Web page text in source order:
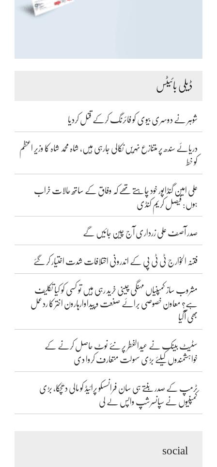
ڈیلی بائیٹس
شوہر نے دوسری بیوی کو فائرنگ کرکے قتل کردیا
دریائے سندھ پر متنازع نہریں نکالی جارہی ہیں، شاہ محمد شاہ کا وزیر اعظم
کو خط
علی امین گنڈاپور خود چاہتے تھے کہ وفاق کے ساتھ حالات خراب
ہوں: فیصل کریم کنڈی
صدر آصف علی زرداری آج چین جائیں گے
فتنہ الخوارج ٹی ٹی پی کے اندرونی اختلافات شدت اختیار کر گئے
مشروب ساز کمپنیاں مہنگی چینی خرید رہی ہیں تو کسی کو کیا تکلیف
ہے؟ معاون خصوصی برائے صنعت و پیداوارہارون اختر کا ردعمل
بھی آگیا
سٹیٹ بینک نے عیدالفطر پر نئے نوٹ حاصل کرنے کے
خواہشمندوں کیلئے بڑی سہولت متعارف کروا دی
ٹرمپ کے صدر بنتے ہی سان فرانسسکو پرائیڈ کو مالی دھچکا، بڑی
کمپنیوں نے سپانسرشپ واپس لے لی
social